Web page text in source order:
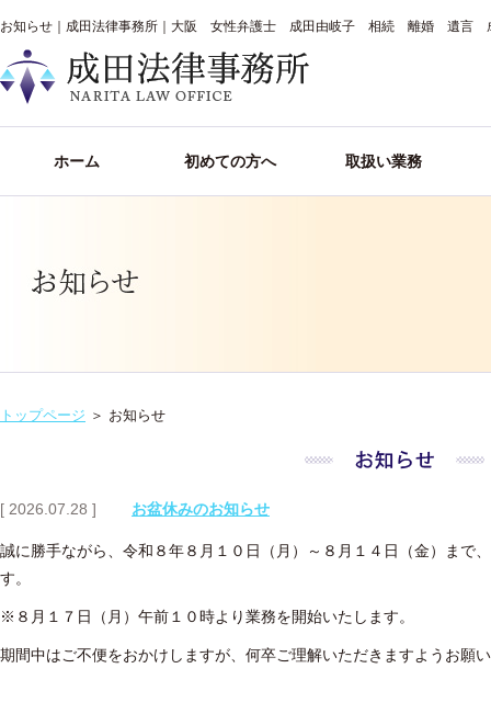
お知らせ｜成田法律事務所｜大阪 女性弁護士 成田由岐子 相続 離婚 遺言 成
ホーム 初めての方へ 取扱い業務
トップページ ＞ お知らせ
[ 2026.07.28 ] お盆休みのお知らせ
誠に勝手ながら、令和８年８月１０日（月）～８月１４日（金）まで
す。
※８月１７日（月）午前１０時より業務を開始いたします。
期間中はご不便をおかけしますが、何卒ご理解いただきますようお願